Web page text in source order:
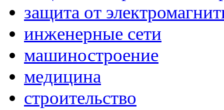
защита от
инженерные сети
машиностроение
медицина
строительство